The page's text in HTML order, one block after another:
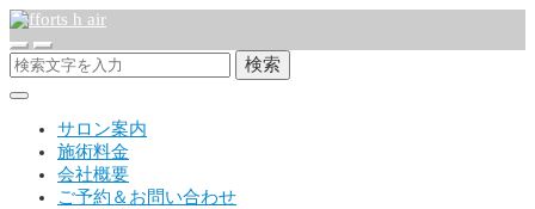
検索
サロン案内
施術料金
会社概要
ご予約＆お問い合わせ